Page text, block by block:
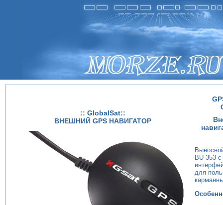
:: GlobalSat::
ВНЕШНИЙ GPS НАВИГАТОР
BU-353
для